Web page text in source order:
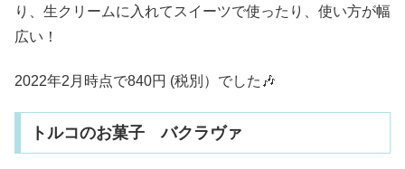
り、生クリームに入れてスイーツで使ったり、使い方が幅
広い！
2022年2月時点で840円 (税別）でした🎶
トルコのお菓子 バクラヴァ